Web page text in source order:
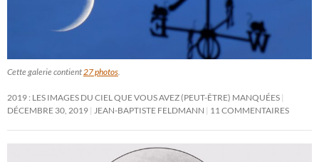
Cette galerie contient 27 photos
2019 : LES IMAGES DU CIEL QUE VOUS AVEZ (PEUT-ÊTRE) MANQUÉES
DÉCEMBRE 30, 2019
JEAN-BAPTISTE FELDMANN 11 COMMENTAIRES